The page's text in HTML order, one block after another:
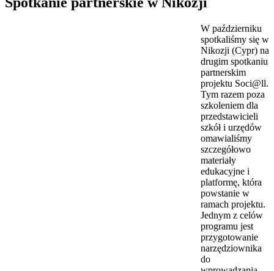
W październiku
spotkaliśmy się w
Nikozji (Cypr) na
drugim spotkaniu
partnerskim
projektu Soci@ll.
Tym razem poza
szkoleniem dla
przedstawicieli
szkół i urzędów
omawialiśmy
szczegółowo
materiały
edukacyjne i
platformę, która
powstanie w
ramach projektu.
Jednym z celów
programu jest
przygotowanie
narzędziownika
do